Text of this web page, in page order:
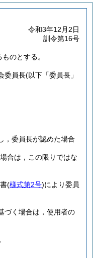
令和3年12月2日
訓令第16号
のとする。
委員長(以下「委員長」
，委員長が認めた場合
合は，この限りではな
(様式第2号)により委員
づく場合は，使用者の